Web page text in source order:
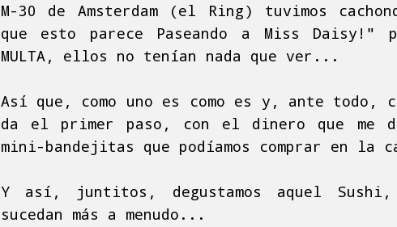
M-30 de Amsterdam (el Ring) tuvimos
que esto parece Paseando a Miss
MULTA, ellos no tenían nada que ver...
Así que, como uno es como es y, ante todo,
da el primer paso, con el dinero que me
mini-bandejitas que podíamos comprar en la
Y así, juntitos, degustamos aquel
sucedan más a menudo...